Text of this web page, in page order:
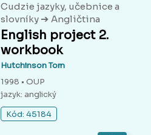
Cudzie jazyky, učebnice a
slovníky ➔ Angličtina
English project 2.
workbook
Hutchinson Tom
1998 • OUP
jazyk: anglický
Kód: 45184